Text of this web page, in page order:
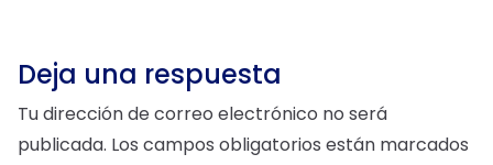
Deja una respuesta
Tu dirección de correo electrónico no será
publicada. Los campos obligatorios están marcados